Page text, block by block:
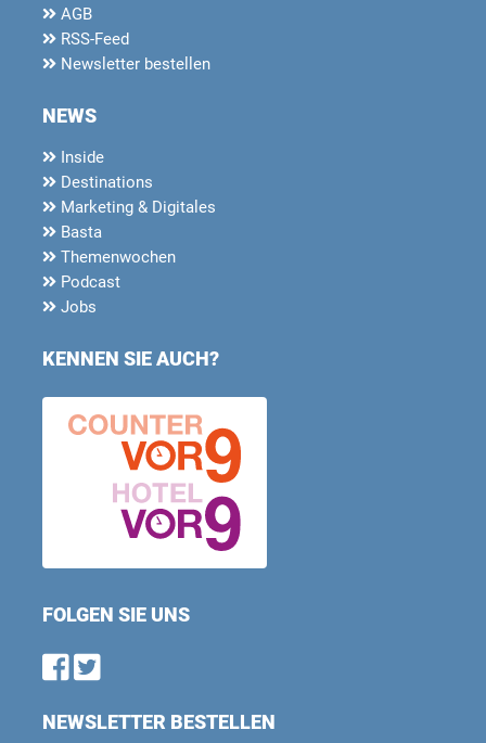
AGB
RSS-Feed
Newsletter bestellen
NEWS
Inside
Destinations
Marketing & Digitales
Basta
Themenwochen
Podcast
Jobs
KENNEN SIE AUCH?
FOLGEN SIE UNS
Find us on Facebook
Follow us on Twitter
NEWSLETTER BESTELLEN